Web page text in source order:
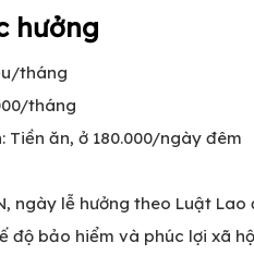
hưởng
tháng
tháng
Tiền ăn, ở 180.000/ngày đêm
ngày lễ hưởng theo Luật Lao
độ bảo hiểm và phúc lợi xã